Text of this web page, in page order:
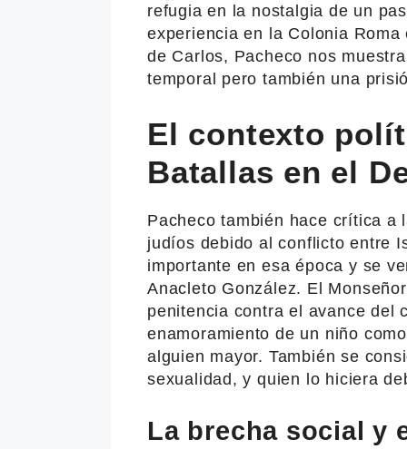
refugia en la nostalgia de un
experiencia en la Colonia
de Carlos, Pacheco nos
temporal pero también una
El contexto
Batallas en el
Pacheco también hace crítica a
judíos debido al conflicto entre
importante en esa época y se
Anacleto González. El
penitencia contra el avance del
enamoramiento de un niño
alguien mayor. También se
sexualidad, y quien lo hiciera
La brecha social y